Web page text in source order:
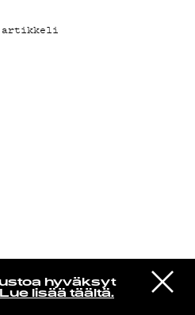
hyväksyt
Lue lisää täältä.
VIESTI
STUDIOON
artikkeli